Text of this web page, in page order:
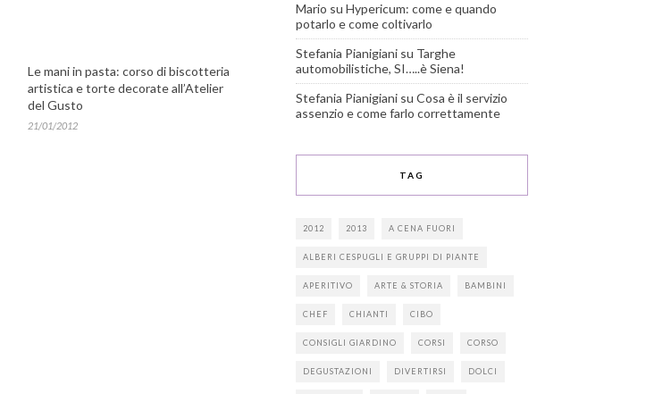
Le mani in pasta: corso di biscotteria
artistica e torte decorate all’Atelier
del Gusto
21/01/2012
Mario su Hypericum: come e quando
potarlo e come coltivarlo
Stefania Pianigiani su Targhe
automobilistiche, SI…..è Siena!
Stefania Pianigiani su Cosa è il servizio
assenzio e come farlo correttamente
TAG
2012 2013 A CENA FUORI
ALBERI CESPUGLI E GRUPPI DI PIANTE
APERITIVO ARTE & STORIA BAMBINI
CHEF CHIANTI CIBO
CONSIGLI GIARDINO CORSI CORSO
DEGUSTAZIONI DIVERTIRSI DOLCI